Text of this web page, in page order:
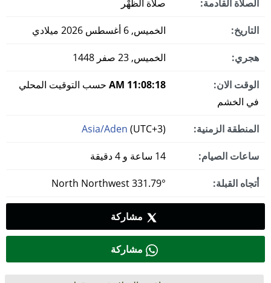
الصلاة القادمة: صلاة الظُّهْر
التاريخ: الخميس, 6 أغسطس 2026 ميلادي
هجري: الخميس, 23 صفر 1448
الوقت الان: 11:08:19 AM
حسب التوقيت المحلي
في الخشم
المنطقة الزمنية: Asia/Aden (UTC+3)
ساعات الصيام:
أتجاه القبلة:
مشاركة
مشاركة